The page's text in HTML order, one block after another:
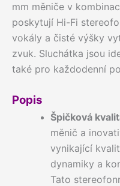
mm měniče v
poskytují Hi-Fi
vokály a čisté výšky
zvuk. Sluchátka jsou
také pro každodenní
Popis
Špičková
měnič a
vynikající
dynamiky a
Tato